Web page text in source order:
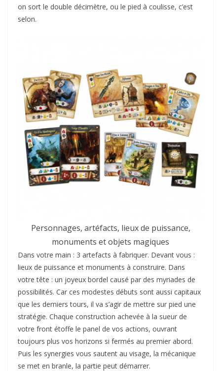
on sort le double décimètre, ou le pied à coulisse, c’est
selon.
Personnages, artéfacts, lieux de puissance,
monuments et objets magiques
Dans votre main : 3 artefacts à fabriquer. Devant vous :
lieux de puissance et monuments à construire. Dans
votre tête : un joyeux bordel causé par des myriades de
possibilités. Car ces modestes débuts sont aussi capitaux
que les derniers tours, il va s’agir de mettre sur pied une
stratégie. Chaque construction achevée à la sueur de
votre front étoffe le panel de vos actions, ouvrant
toujours plus vos horizons si fermés au premier abord.
Puis les synergies vous sautent au visage, la mécanique
se met en branle, la partie peut démarrer.